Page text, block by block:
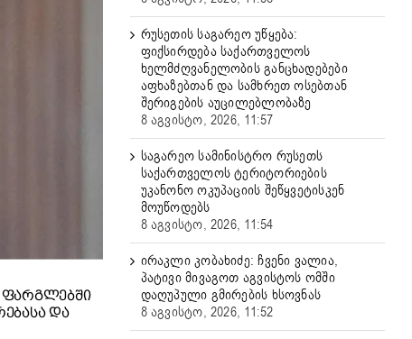
ᲤᲐᲠᲒᲚᲔᲑᲨᲘ
ᲓᲐ
რუსეთის საგარეო უწყება:
ფიქსირდება საქართველოს
ხელმძღვანელობის განცხადებები
აფხაზებთან და სამხრეთ ოსებთან
შერიგების აუცილებლობაზე
8 აგვისტო, 2026, 11:57
საგარეო სამინისტრო რუსეთს
საქართველოს ტერიტორიების
უკანონო ოკუპაციის შეწყვეტისკენ
მოუწოდებს
8 აგვისტო, 2026, 11:54
ირაკლი კობახიძე: ჩვენი ვალია,
პატივი მივაგოთ აგვისტოს ომში
დაღუპული გმირების ხსოვნას
8 აგვისტო, 2026, 11:52